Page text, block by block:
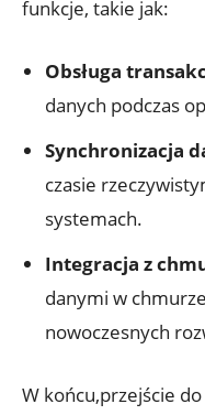
funkcje,‍ takie jak:
Obsługa
danych podczas
Synchronizacja
czasie
systemach.
Integracja‍ z
danymi w
nowoczesnych
W końcu,przejście